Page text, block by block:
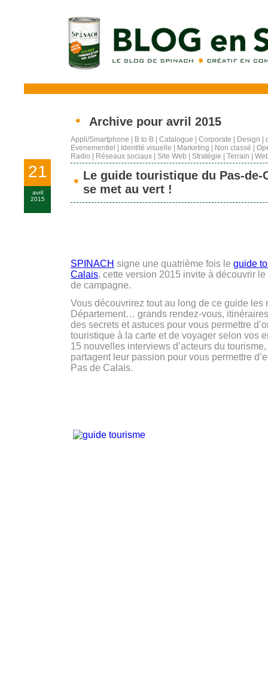
Archive pour avril 2015
21
avril
2015
Appli/Smartphone B to B Catalogue Corporate Design
Evenementiel
Identité visuelle Marketing Non classé
Radio
Réseaux sociaux Site Web Stratégie Terrain
Le guide touristique du Pas-de-
se met au vert !
SPINACH signe une quatrième fois le guide
Calais, cette version 2015 invite à découvrir
de campagne.
Vous découvrirez tout au long de ce guide les
Département… grands rendez-vous,
des secrets et astuces pour vous permettre
touristique à la carte et de voyager selon vos
15 nouvelles interviews d’acteurs du
partagent leur passion pour vous permettre
Pas de Calais.